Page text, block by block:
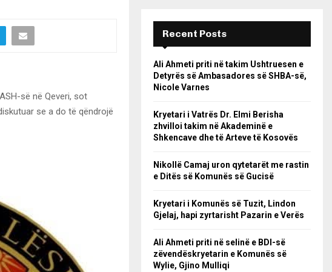
së në Qeveri, sot
se a do të qëndrojë
Recent Posts
Ali Ahmeti priti në takim Ushtruesen e
Detyrës së Ambasadores së SHBA-së,
Nicole Varnes
Kryetari i Vatrës Dr. Elmi Berisha
zhvilloi takim në Akademinë e
Shkencave dhe të Arteve të Kosovës
Nikollë Camaj uron qytetarët me rastin
e Ditës së Komunës së Gucisë
Kryetari i Komunës së Tuzit, Lindon
Gjelaj, hapi zyrtarisht Pazarin e Verës
Ali Ahmeti priti në selinë e BDI-së
zëvendëskryetarin e Komunës së
Wylie, Gjino Mulliqi